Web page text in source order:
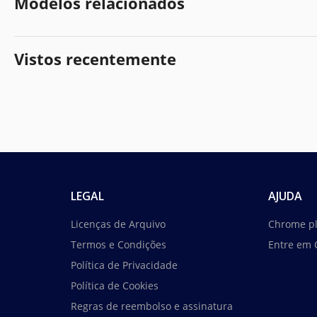
Vistos recentemente
LEGAL
Licenças de Arquivo
Termos e Condições
Política de Privacidade
Política de Cookies
Regras de reembolso e assinatura
AJUDA
Chrome
Entre em